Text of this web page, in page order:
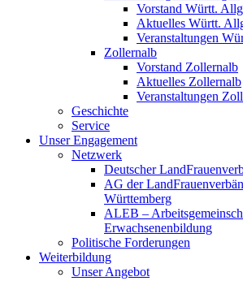
Vorstand Württ.
Aktuelles Württ.
Veranstaltungen
Zollernalb
Vorstand Zollernalb
Aktuelles Zollernalb
Veranstaltungen
Geschichte
Service
Unser Engagement
Netzwerk
Deutscher
AG der
Württemberg
ALEB –
Erwachsenenbildung
Politische Forderungen
Weiterbildung
Unser Angebot